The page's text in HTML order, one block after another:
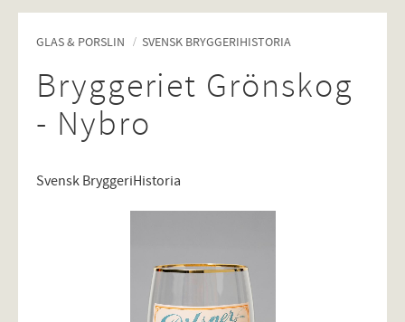
GLAS & PORSLIN SVENSK BRYGGERIHISTORIA
Bryggeriet Grönskog
- Nybro
Svensk BryggeriHistoria